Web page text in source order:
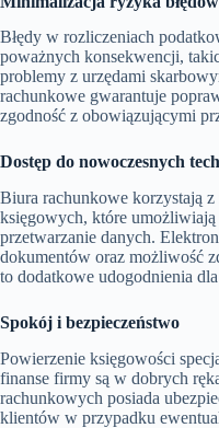
Błędy w rozliczeniach
poważnych konsekwencji,
problemy z urzędami
rachunkowe gwarantuje
zgodność z obowiązującymi
Dostęp do nowoczesnych
Biura rachunkowe korzystają
księgowych, które
przetwarzanie danych.
dokumentów oraz możliwość
to dodatkowe udogodnienia
Spokój i bezpieczeństwo
Powierzenie księgowości
finanse firmy są w dobrych
rachunkowych posiada
klientów w przypadku